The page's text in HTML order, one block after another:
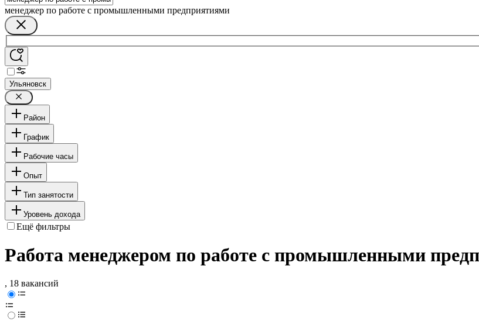
менеджер по работе с промышленными предприятиями
Ульяновск
Район
График
Рабочие часы
Опыт
Тип занятости
Уровень дохода
Ещё фильтры
Работа менеджером по работе с промышленными
, 18 вакансий